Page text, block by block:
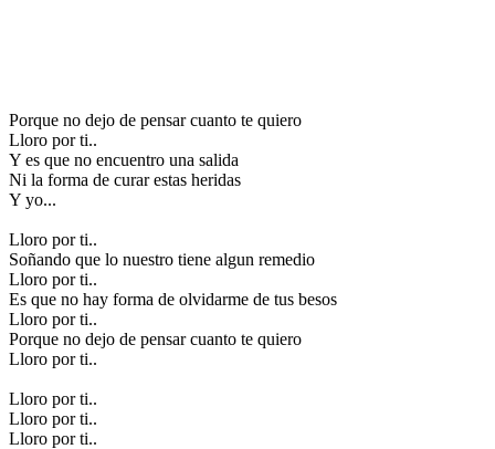
Porque no dejo de pensar cuanto te quiero
Lloro por ti..
Y es que no encuentro una salida
Ni la forma de curar estas heridas
Y yo...
Lloro por ti..
Soñando que lo nuestro tiene algun remedio
Lloro por ti..
Es que no hay forma de olvidarme de tus besos
Lloro por ti..
Porque no dejo de pensar cuanto te quiero
Lloro por ti..
Lloro por ti..
Lloro por ti..
Lloro por ti..